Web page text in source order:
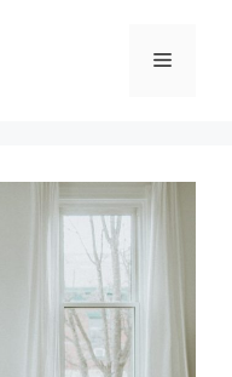
Menu